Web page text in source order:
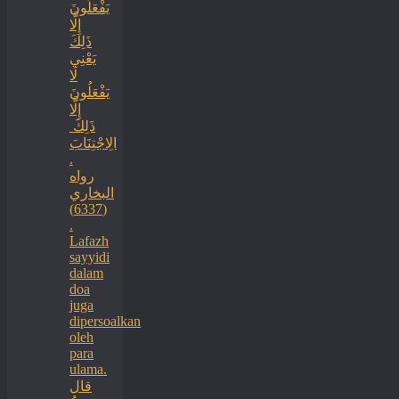
يَفْعَلُونَ
إِلَّا
ذَلِكَ
‏‏يَعْنِي
لَا
يَفْعَلُونَ
إِلَّا
ذَلِكَ ‏
‏الِاجْتِنَابَ
.
رواه
البخاري
(6337)
.
Lafazh
sayyidi
dalam
doa
juga
dipersoalkan
oleh
para
ulama.
قال